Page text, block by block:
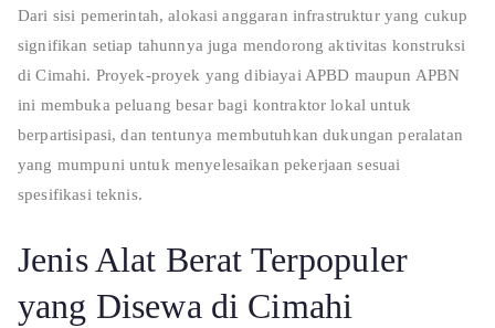
Dari sisi pemerintah, alokasi anggaran infrastruktur yang cukup
signifikan setiap tahunnya juga mendorong aktivitas konstruksi
di Cimahi. Proyek-proyek yang dibiayai APBD maupun APBN
ini membuka peluang besar bagi kontraktor lokal untuk
berpartisipasi, dan tentunya membutuhkan dukungan peralatan
yang mumpuni untuk menyelesaikan pekerjaan sesuai
spesifikasi teknis.
Jenis Alat Berat Terpopuler
yang Disewa di Cimahi